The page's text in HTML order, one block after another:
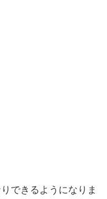
できるようになりま